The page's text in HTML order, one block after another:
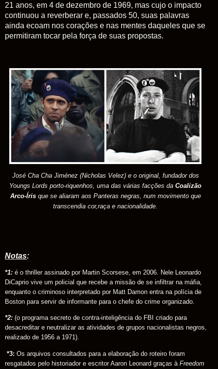
21 anos, em 4 de dezembro de 1969, mas cujo o impacto
continuou a reverberar e, passados 50, suas palavras
ainda ecoam nos corações e nas mentes daqueles que se
permitiram tocar pela força de suas propostas.
JoséCha Cha Jiménez (Nicholas Velez) e o original, fundador dos
Youngs Lords porto-riquenhos, uma das várias facções da Coalizão
Arco-Írisque se aliaram aos Panteras negras, num movimento que
transcendia cor,raça e nacionalidade.
Notas:
*1: é o thriller assinado por Martin Scorsese, em 2006. Nele Leonardo
DiCaprio vive um policial que recebe a missão de se infiltrar na máfia,
enquanto o criminoso interpretado por Matt Damon entra na polícia de
Boston para servir de informante para o chefe do crime organizado.
*2: (o programa secreto de contra-inteligência do FBI criado para
desacreditar e neutralizar as atividades de grupos nacionalistas negros,
realizado de 1956 a 1971).
*3: Os arquivos consultados para a elaboração do roteiro foram
resgatados pelo historiador e escritor Aaron Leonard graças à Freedom